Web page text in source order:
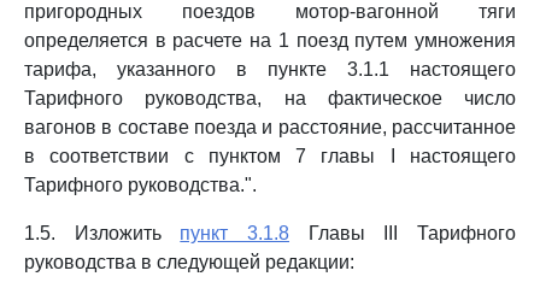
пригородных поездов мотор-вагонной тяги
определяется в расчете на 1 поезд путем умножения
тарифа, указанного в пункте 3.1.1 настоящего
Тарифного руководства, на фактическое число
вагонов в составе поезда и расстояние, рассчитанное
в соответствии с пунктом 7 главы I настоящего
Тарифного руководства.".
1.5. Изложить пункт 3.1.8 Главы III Тарифного
руководства в следующей редакции: